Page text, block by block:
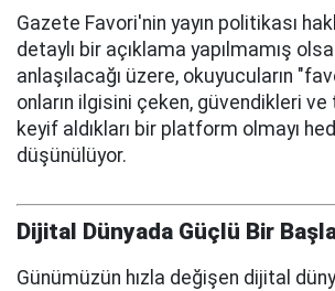
Gazete Favori'nin yayın politikası
detaylı bir açıklama yapılmamış
anlaşılacağı üzere, okuyucuların
onların ilgisini çeken, güvendikleri
keyif aldıkları bir platform olmayı
düşünülüyor.
Dijital Dünyada Güçlü Bir
Günümüzün hızla değişen dijital